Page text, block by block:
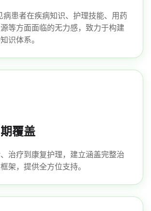
病患者在疾病知识、护理技能、用药
等方面面临的无力感，致力于构建
识体系。
覆盖
治疗到康复护理，建立涵盖完整治
架，提供全方位支持。